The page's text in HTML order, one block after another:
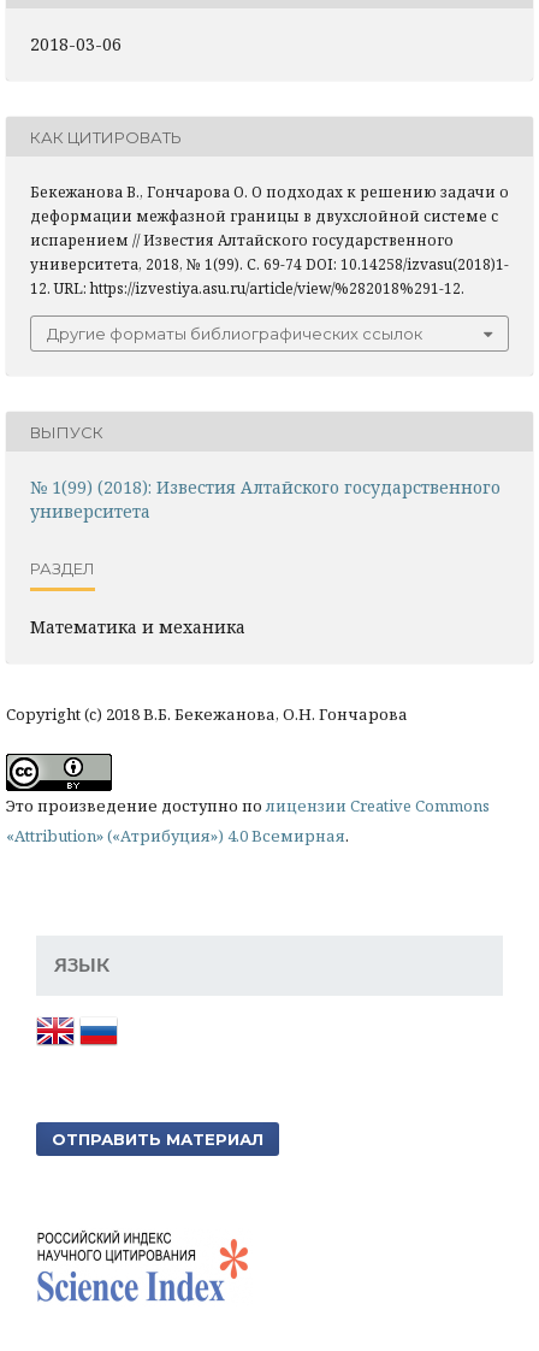
2018-03-06
КАК ЦИТИРОВАТЬ
Бекежанова В., Гончарова О. О подходах к решению задачи о
деформации межфазной границы в двухслойной системе с
испарением // Известия Алтайского государственного
университета, 2018, № 1(99). С. 69-74 DOI: 10.14258/izvasu(2018)1-
12. URL: https://izvestiya.asu.ru/article/view/%282018%291-12.
Другие форматы библиографических ссылок
ВЫПУСК
№ 1(99) (2018): Известия Алтайского государственного
университета
РАЗДЕЛ
Математика и механика
Copyright (c) 2018 В.Б. Бекежанова, О.Н. Гончарова
Это произведение доступно полицензии Creative Commons
«Attribution» («Атрибуция») 4.0 Всемирная.
ЯЗЫК
ОТПРАВИТЬ МАТЕРИАЛ